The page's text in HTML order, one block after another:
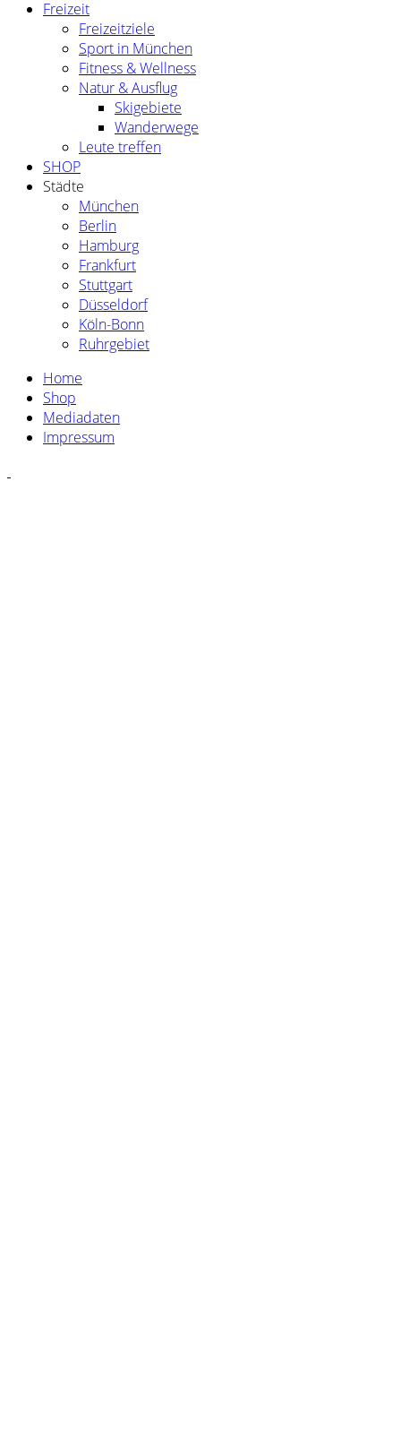
Freizeit
Freizeitziele
Sport in München
Fitness & Wellness
Natur & Ausflug
Skigebiete
Wanderwege
Leute treffen
SHOP
Städte
München
Berlin
Hamburg
Frankfurt
Stuttgart
Düsseldorf
Köln-Bonn
Ruhrgebiet
Home
Shop
Mediadaten
Impressum